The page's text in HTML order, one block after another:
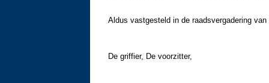
Aldus vastgesteld in de raadsvergadering van
De griffier, De voorzitter,